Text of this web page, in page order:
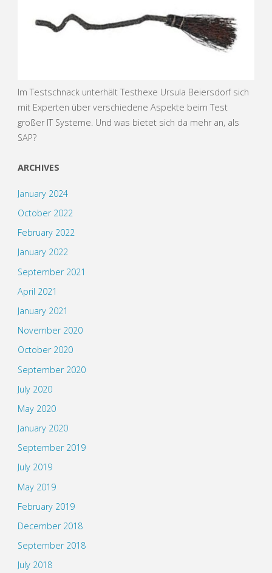
Im Testschnack unterhält Testhexe Ursula Beiersdorf sich
mit Experten über verschiedene Aspekte beim Test
großer IT Systeme. Und was bietet sich da mehr an, als
SAP?
ARCHIVES
January 2024
October 2022
February 2022
January 2022
September 2021
April 2021
January 2021
November 2020
October 2020
September 2020
July 2020
May 2020
January 2020
September 2019
July 2019
May 2019
February 2019
December 2018
September 2018
July 2018